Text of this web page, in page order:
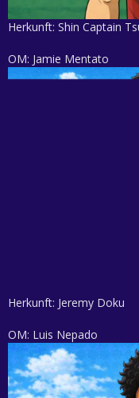
Herkunft: Shin Captain
OM: Jamie Mentato
Herkunft: Jeremy Doku
OM: Luis Nepado